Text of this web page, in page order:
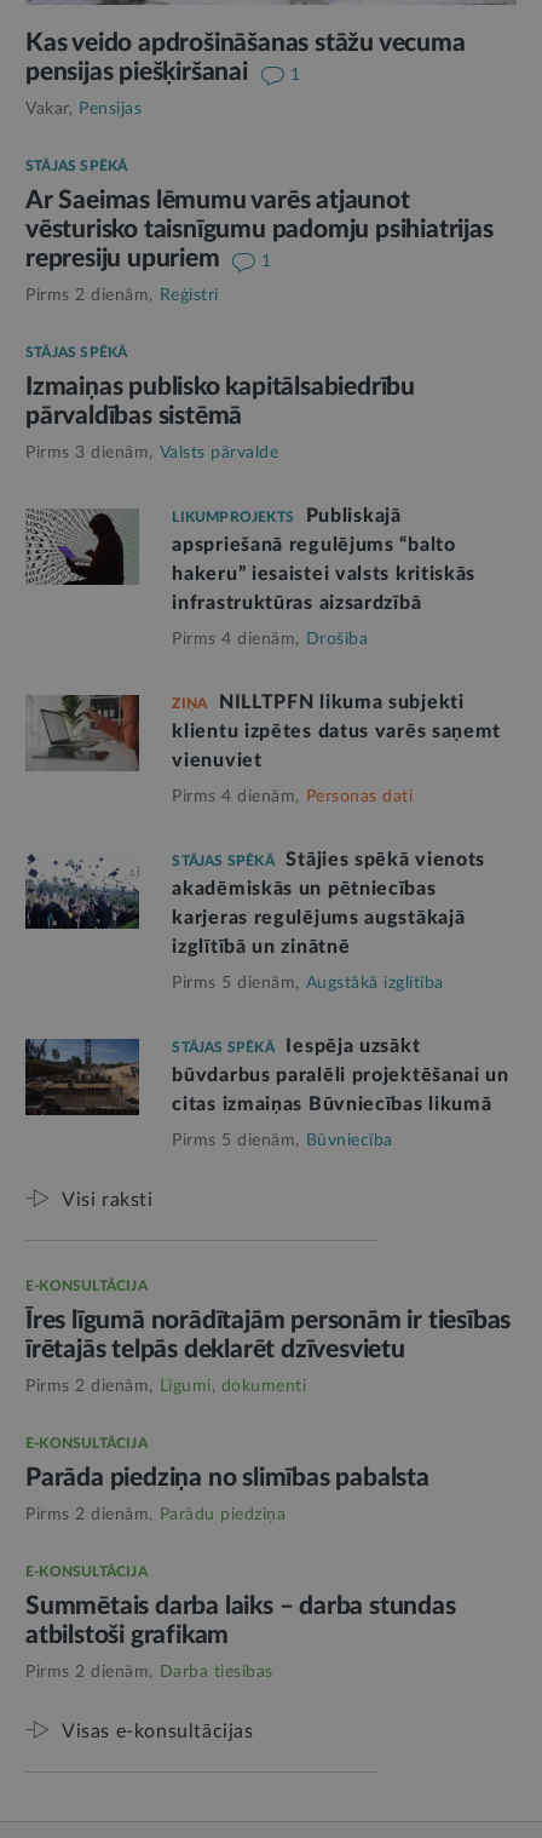
Kas veido apdrošināšanas stāžu vecuma
pensijas piešķiršanai
1
Vakar, Pensijas
STĀJAS SPĒKĀ
Ar Saeimas lēmumu varēs atjaunot
vēsturisko taisnīgumu padomju psihiatrijas
represiju upuriem
1
Pirms 2 dienām, Reģistri
STĀJAS SPĒKĀ
Izmaiņas publisko kapitālsabiedrību
pārvaldības sistēmā
Pirms 3 dienām, Valsts pārvalde
LIKUMPROJEKTS
Publiskajā
apspriešanā regulējums “balto
hakeru” iesaistei valsts kritiskās
infrastruktūras aizsardzībā
Pirms 4 dienām, Drošība
ZIŅA
NILLTPFN likuma subjekti
klientu izpētes datus varēs saņemt
vienuviet
Pirms 4 dienām, Personas dati
STĀJAS SPĒKĀ
Stājies spēkā vienots
akadēmiskās un pētniecības
karjeras regulējums augstākajā
izglītībā un zinātnē
Pirms 5 dienām, Augstākā izglītība
STĀJAS SPĒKĀ
Iespēja uzsākt
būvdarbus paralēli projektēšanai un
citas izmaiņas Būvniecības likumā
Pirms 5 dienām, Būvniecība
Visi raksti
E-KONSULTĀCIJA
Īres līgumā norādītajām personām ir tiesības
īrētajās telpās deklarēt dzīvesvietu
Pirms 2 dienām, Līgumi, dokumenti
E-KONSULTĀCIJA
Parāda piedziņa no slimības pabalsta
Pirms 2 dienām, Parādu piedziņa
E-KONSULTĀCIJA
Summētais darba laiks – darba stundas
atbilstoši grafikam
Pirms 2 dienām, Darba tiesības
Visas e-konsultācijas